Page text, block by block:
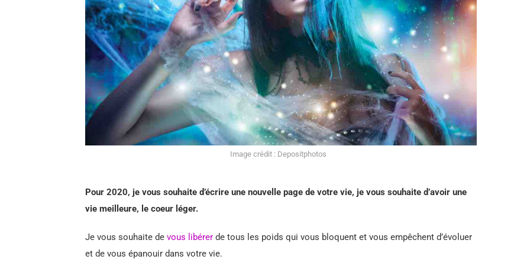
Image crédit : Depositphotos
Pour 2020, je vous souhaite d’écrire une nouvelle page de votre vie, je vous souhaite d’avoir une
vie meilleure, le coeur léger.
Je vous souhaite de vous libérer de tous les poids qui vous bloquent et vous empêchent d’évoluer
et de vous épanouir dans votre vie.